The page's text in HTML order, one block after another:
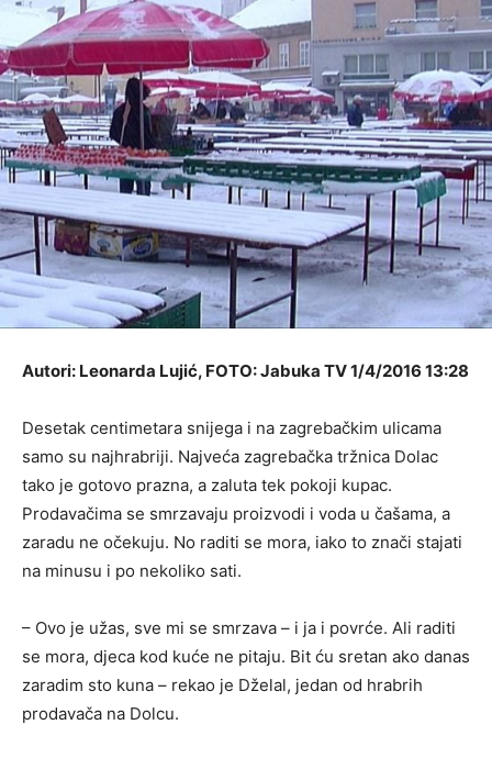
Autori: Leonarda Lujić, FOTO: Jabuka TV 1/4/2016 13:28
Desetak centimetara snijega i na zagrebačkim ulicama
samo su najhrabriji. Najveća zagrebačka tržnica Dolac
tako je gotovo prazna, a zaluta tek pokoji kupac.
Prodavačima se smrzavaju proizvodi i voda u čašama, a
zaradu ne očekuju. No raditi se mora, iako to znači stajati
na minusu i po nekoliko sati.
– Ovo je užas, sve mi se smrzava – i ja i povrće. Ali raditi
se mora, djeca kod kuće ne pitaju. Bit ću sretan ako danas
zaradim sto kuna – rekao je Dželal, jedan od hrabrih
prodavača na Dolcu.